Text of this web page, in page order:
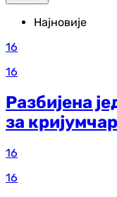
Најновије
16
16
Разбијена
за
16
16